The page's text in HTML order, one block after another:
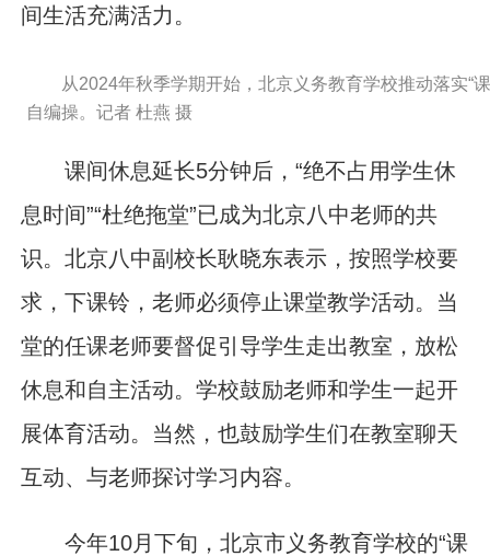
间生活充满活力。
从2024年秋季学期开始，北京义务教育学校推动落实“
自编操。记者 杜燕 摄
课间休息延长5分钟后，“绝不占用学生休
息时间”“杜绝拖堂”已成为北京八中老师的共
识。北京八中副校长耿晓东表示，按照学校要
求，下课铃，老师必须停止课堂教学活动。当
堂的任课老师要督促引导学生走出教室，放松
休息和自主活动。学校鼓励老师和学生一起开
展体育活动。当然，也鼓励学生们在教室聊天
互动、与老师探讨学习内容。
今年10月下旬，北京市义务教育学校的“课